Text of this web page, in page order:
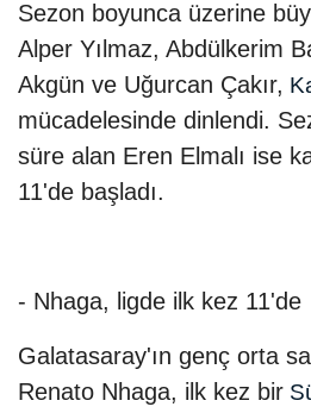
Sezon boyunca üzerine
Alper Yılmaz, Abdülkerim
Akgün ve Uğurcan Çakır,
mücadelesinde dinlendi.
süre alan Eren Elmalı ise
11'de başladı.
- Nhaga, ligde ilk kez 11'de
Galatasaray'ın genç orta
Renato Nhaga, ilk kez bir